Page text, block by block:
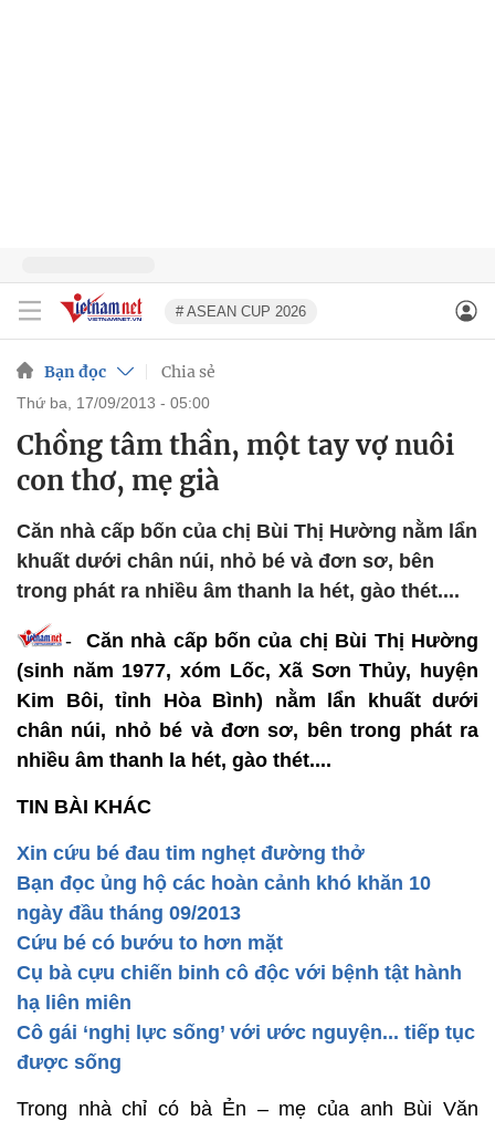
# ASEAN CUP 2026
Bạn đọc Chia sẻ
thứ ba, 17/09/2013 - 05:00
Chồng tâm thần, một tay vợ nuôi
con thơ, mẹ già
Căn nhà cấp bốn của chị Bùi Thị Hường nằm lẩn
khuất dưới chân núi, nhỏ bé và đơn sơ, bên
trong phát ra nhiều âm thanh la hét, gào thét....
- Căn nhà cấp bốn của chị Bùi Thị Hường
(sinh năm 1977, xóm Lốc, Xã Sơn Thủy, huyện
Kim Bôi, tỉnh Hòa Bình) nằm lẩn khuất dưới
chân núi, nhỏ bé và đơn sơ, bên trong phát ra
nhiều âm thanh la hét, gào thét....
TIN BÀI KHÁC
Xin cứu bé đau tim nghẹt đường thở
Bạn đọc ủng hộ các hoàn cảnh khó khăn 10
ngày đầu tháng 09/2013
Cứu bé có bướu to hơn mặt
Cụ bà cựu chiến binh cô độc với bệnh tật hành
hạ liên miên
Cô gái ‘nghị lực sống’ với ước nguyện... tiếp tục
được sống
Trong nhà chỉ có bà Ẻn – mẹ của anh Bùi Văn